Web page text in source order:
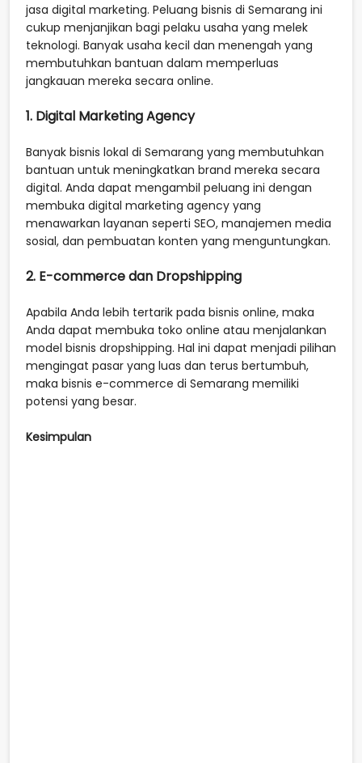
jasa digital marketing. Peluang bisnis di Semarang ini
cukup menjanjikan bagi pelaku usaha yang melek
teknologi. Banyak usaha kecil dan menengah yang
membutuhkan bantuan dalam memperluas
jangkauan mereka secara online.
1. Digital Marketing Agency
Banyak bisnis lokal di Semarang yang membutuhkan
bantuan untuk meningkatkan brand mereka secara
digital. Anda dapat mengambil peluang ini dengan
membuka digital marketing agency yang
menawarkan layanan seperti SEO, manajemen media
sosial, dan pembuatan konten yang menguntungkan.
2. E-commerce dan Dropshipping
Apabila Anda lebih tertarik pada bisnis online, maka
Anda dapat membuka toko online atau menjalankan
model bisnis dropshipping. Hal ini dapat menjadi pilihan
mengingat pasar yang luas dan terus bertumbuh,
maka bisnis e-commerce di Semarang memiliki
potensi yang besar.
Kesimpulan